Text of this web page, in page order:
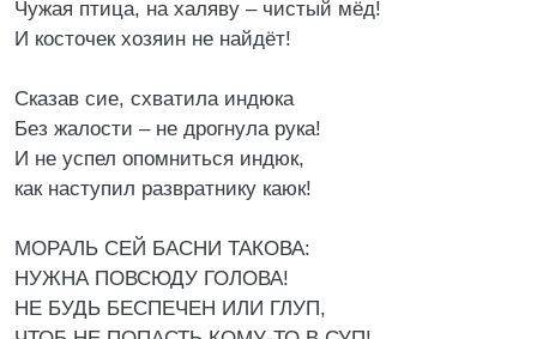
Чужая птица, на халяву – чистый мёд!
И косточек хозяин не найдёт!
Сказав сие, схватила индюка
Без жалости – не дрогнула рука!
И не успел опомниться индюк,
как наступил развратнику каюк!
МОРАЛЬ СЕЙ БАСНИ ТАКОВА:
НУЖНА ПОВСЮДУ ГОЛОВА!
НЕ БУДЬ БЕСПЕЧЕН ИЛИ ГЛУП,